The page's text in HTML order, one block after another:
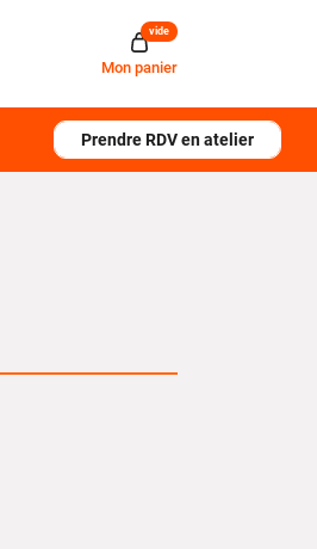
Mon panier
vide
Prendre RDV en atelier